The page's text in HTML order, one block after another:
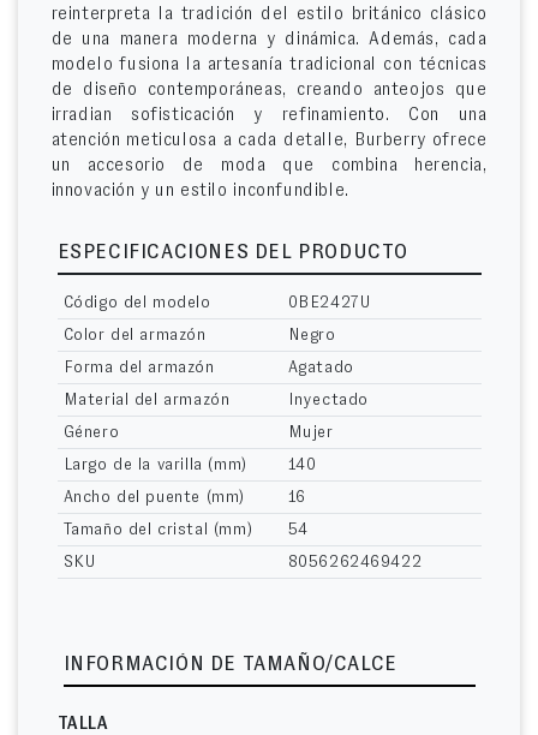
reinterpreta la tradición del estilo británico clásico
de una manera moderna y dinámica. Además, cada
modelo fusiona la artesanía tradicional con técnicas
de diseño contemporáneas, creando anteojos que
irradian sofisticación y refinamiento. Con una
atención meticulosa a cada detalle, Burberry ofrece
un accesorio de moda que combina herencia,
innovación y un estilo inconfundible.
ESPECIFICACIONES DEL PRODUCTO
Código del modelo
0BE2427U
Color del armazón
Negro
Forma del armazón
Agatado
Material del armazón
Inyectado
Género
Mujer
Largo de la varilla (mm)
140
Ancho del puente (mm)
16
Tamaño del cristal (mm)
54
SKU
8056262469422
INFORMACIÓN DE TAMAÑO/CALCE
TALLA